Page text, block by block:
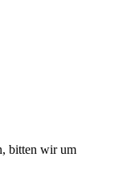
bitten wir um